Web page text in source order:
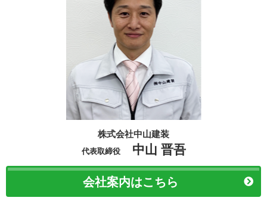
株式会社中山建装
代表取締役 中山 晋吾
会社案内はこちら